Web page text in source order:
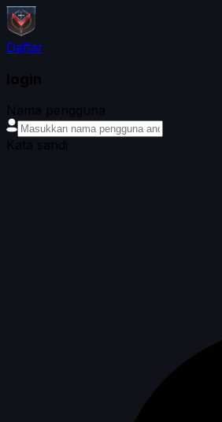
Daftar
login
Nama pengguna
Kata sandi